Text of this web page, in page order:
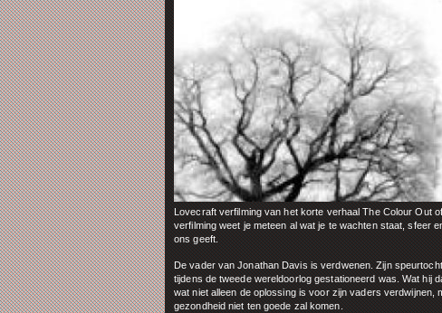
Lovecraft verfilming van het korte verhaal The Colour Out
verfilming weet je meteen al wat je te wachten staat, sfeer
ons geeft.
De vader van Jonathan Davis is verdwenen. Zijn
tijdens de tweede wereldoorlog gestationeerd was. Wat hij
wat niet alleen de oplossing is voor zijn vaders verdwijnen,
gezondheid niet ten goede zal komen.